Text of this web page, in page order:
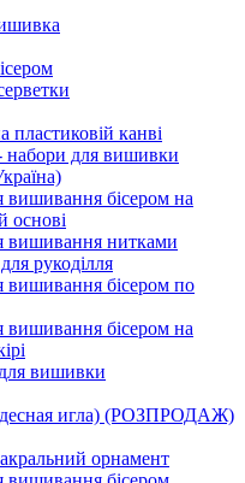
канві
набори для вишивки
вишивання бісером на
основі
вишивання нитками
рукоділля
вишивання бісером по
вишивання бісером на
вишивки
игла) (РОЗПРОДАЖ)
орнамент